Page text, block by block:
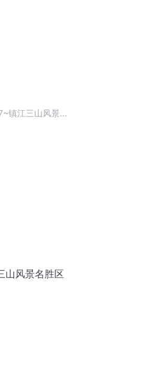
镇江三山风景区
山风景名胜区